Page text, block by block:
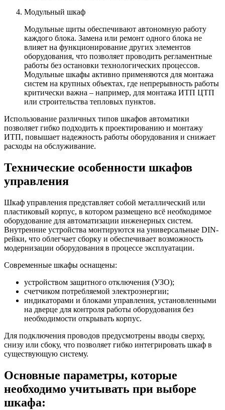
Модульный шкаф
Модульные щиты обеспечивают автономную работу
каждого блока. Замена или ремонт одного блока не
влияет на функционирование других элементов
оборудования, что позволяет проводить регламентные
работы без остановки технологических процессов.
Модульные шкафы активно применяются для монтажа
систем на крупных объектах, где непрерывность работы
критически важна – например, для монтажа ИТП ЦТП
или строительства тепловых пунктов.
Использование различных типов шкафов автоматики
позволяет гибко подходить к проектированию и монтажу
ИТП, повышает надежность работы оборудования и снижает
расходы на обслуживание.
Технические особенности шкафов
управления
Шкаф управления представляет собой металлический или
пластиковый корпус, в котором размещено всё необходимое
оборудование для автоматизации инженерных систем.
Внутренние устройства монтируются на универсальные DIN-
рейки, что облегчает сборку и обеспечивает возможность
модернизации оборудования в процессе эксплуатации.
Современные шкафы оснащены:
устройством защитного отключения (УЗО);
счетчиком потребляемой электроэнергии;
индикаторами и блоками управления, установленными
на дверце для контроля работы оборудования без
необходимости открывать корпус.
Для подключения проводов предусмотрены вводы сверху,
снизу или сбоку, что позволяет гибко интегрировать шкаф в
существующую систему.
Основные параметры, которые
необходимо учитывать при выборе
шкафа: